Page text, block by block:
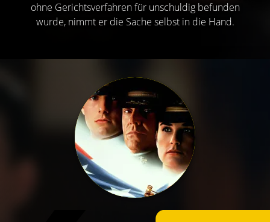
ohne Gerichtsverfahren für unschuldig befunden
wurde, nimmt er die Sache selbst in die Hand.